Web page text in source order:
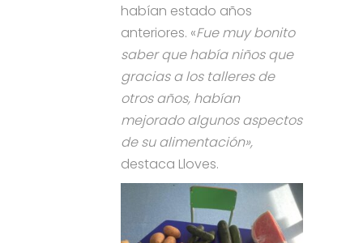
habían estado años
anteriores. «Fue muy bonito
saber que había niños que
gracias a los talleres de
otros años, habían
mejorado algunos aspectos
de su alimentación»,
destaca Lloves.